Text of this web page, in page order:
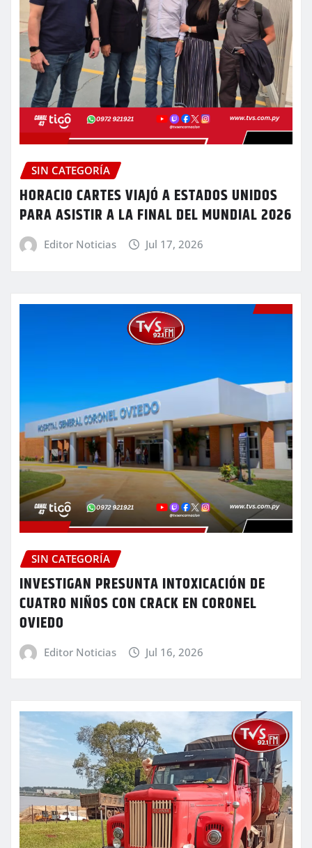
SIN CATEGORÍA
HORACIO CARTES VIAJÓ A ESTADOS UNIDOS
PARA ASISTIR A LA FINAL DEL MUNDIAL 2026
Editor Noticias Jul 17, 2026
SIN CATEGORÍA
INVESTIGAN PRESUNTA INTOXICACIÓN DE
CUATRO NIÑOS CON CRACK EN CORONEL
OVIEDO
Editor Noticias Jul 16, 2026